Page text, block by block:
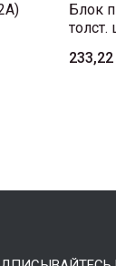
Блок
толст.